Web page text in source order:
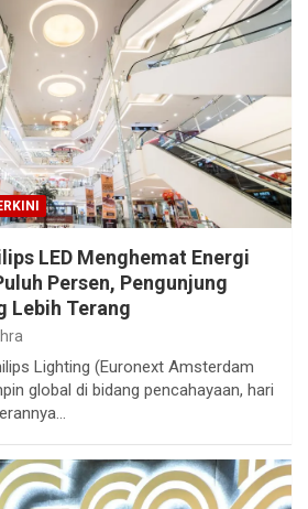
LED Menghemat Energi
Persen, Pengunjung
Lebih Terang
Lighting (Euronext Amsterdam
global di bidang pencahayaan, hari